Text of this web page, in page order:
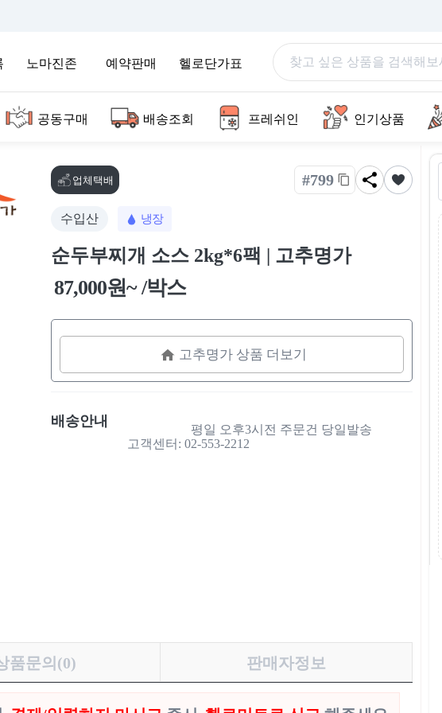
노마진존 예약판매 헬로단가표
공동구매 배송조회 프레쉬인 인기상품
업체택배 #799
수입산 냉장
순두부찌개 소스 2kg*6팩 | 고추명가
87,000원~ /박스
고추명가 상품 더보기
배송안내
고객센터: 02-553-2212
품문의(0) 판매자정보